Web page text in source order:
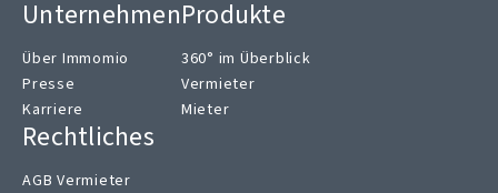
Unternehmen
Über Immomio
Presse
Karriere
Produkte
360° im Überblick
Vermieter
Mieter
Rechtliches
AGB Vermieter